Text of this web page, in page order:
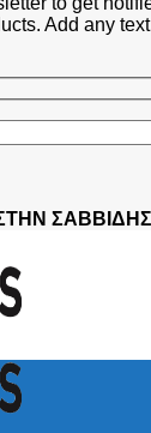
Add any
ΣΑΒΒΙΔΗΣ